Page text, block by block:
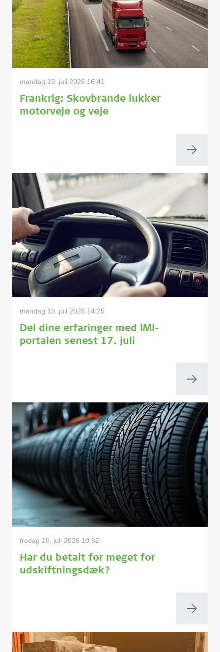
mandag 13. juli 2026 16:41
Frankrig: Skovbrande lukker
motorveje og veje
mandag 13. juli 2026 14:25
Del dine erfaringer med IMI-
portalen senest 17. juli
fredag 10. juli 2026 10:52
Har du betalt for meget for
udskiftningsdæk?